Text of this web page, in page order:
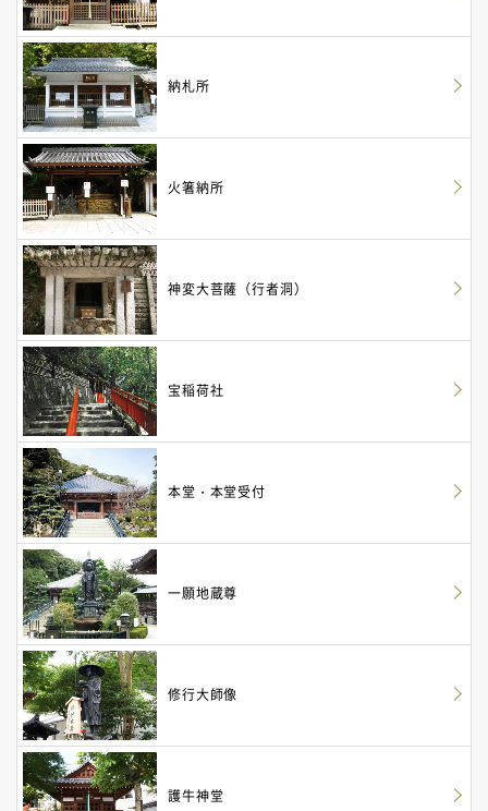
納札所
火箸納所
神変大菩薩（行者洞）
宝稲荷社
本堂・本堂受付
一願地蔵尊
修行大師像
護牛神堂